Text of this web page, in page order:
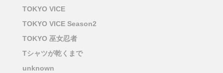
TOKYO VICE
TOKYO VICE Season2
TOKYO 巫女忍者
Tシャツが乾くまで
unknown